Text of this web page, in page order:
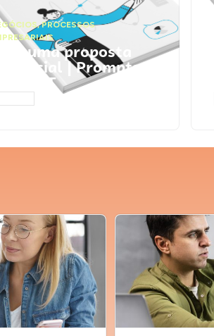
,PROCESSOS
Faça uma proposta
comercial | Prompts
ChatGPT